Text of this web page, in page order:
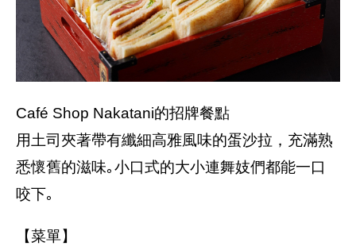
Café Shop Nakatani的招牌餐點
用土司夾著帶有纖細高雅風味的蛋沙拉，充滿熟
悉懷舊的滋味｡小口式的大小連舞妓們都能一口
咬下｡
【菜單】